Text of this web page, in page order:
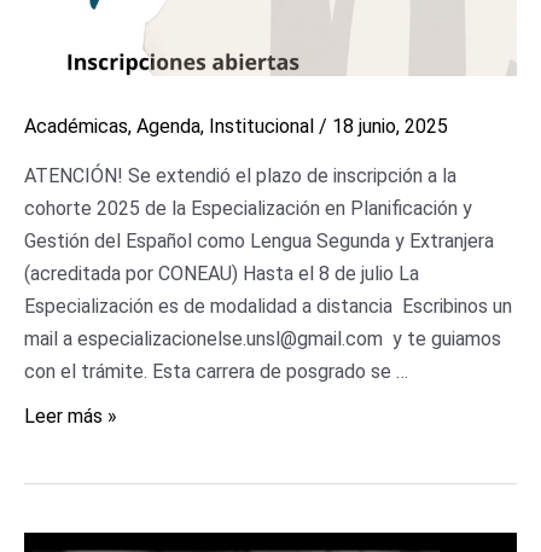
Académicas, Agenda, Institucional / 18 junio, 2025
ATENCIÓN! Se extendió el plazo de inscripción a la
cohorte 2025 de la Especialización en Planificación y
Gestión del Español como Lengua Segunda y Extranjera
(acreditada por CONEAU) Hasta el 8 de julio La
Especialización es de modalidad a distancia Escribinos un
mail a especializacionelse.unsl@gmail.com y te guiamos
con el trámite. Esta carrera de posgrado se …
Leer más »